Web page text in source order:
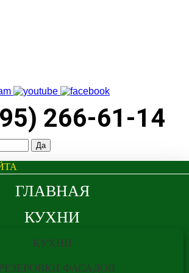
266-61-14
ГЛАВНАЯ
КУХНИ
КУХНИ
ФАСАДОВ
ВНИМАНИЕ